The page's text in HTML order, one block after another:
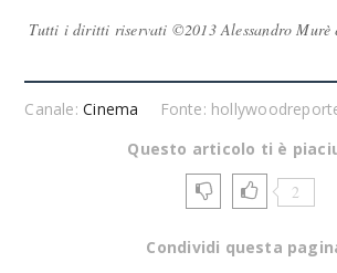
Tutti i diritti riservati ©2013 Alessandro Murè
Canale:Cinema
Fonte:
Questo articolo ti è
2
Condividi questa